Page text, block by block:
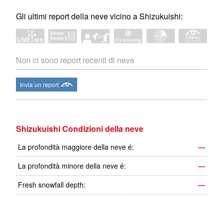
Gli ultimi report della neve vicino a Shizukuishi:
Non ci sono report recenti di neve
Invia un report
Shizukuishi Condizioni della neve
La profondità maggiore della neve é:
—
La profondità minore della neve é:
—
Fresh snowfall depth:
—